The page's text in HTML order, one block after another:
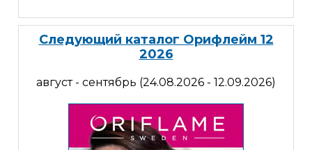
Следующий каталог Орифлейм 12
2026
август - сентябрь (24.08.2026 - 12.09.2026)